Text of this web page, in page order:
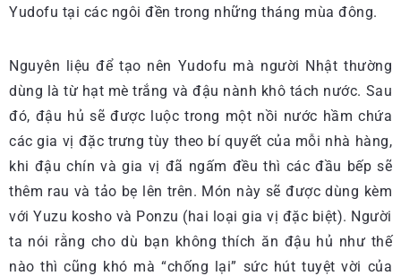
Yudofu tại các ngôi đền trong những tháng mùa đông.
Nguyên liệu để tạo nên Yudofu mà người Nhật thường
dùng là từ hạt mè trắng và đậu nành khô tách nước. Sau
đó, đậu hủ sẽ được luộc trong một nồi nước hầm chứa
các gia vị đặc trưng tùy theo bí quyết của mỗi nhà hàng,
khi đậu chín và gia vị đã ngấm đều thì các đầu bếp sẽ
thêm rau và tảo bẹ lên trên. Món này sẽ được dùng kèm
với Yuzu kosho và Ponzu (hai loại gia vị đặc biệt). Người
ta nói rằng cho dù bạn không thích ăn đậu hủ như thế
nào thì cũng khó mà “chống lại” sức hút tuyệt vời của